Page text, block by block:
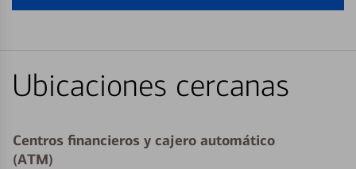
Ubicaciones cercanas
Centros financieros y cajero automático
(ATM)